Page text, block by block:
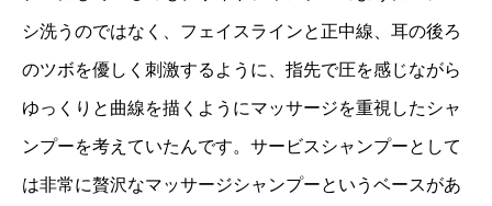
シ洗うのではなく、フェイスラインと正中線、耳の後ろ
のツボを優しく刺激するように、指先で圧を感じながら
ゆっくりと曲線を描くようにマッサージを重視したシャ
ンプーを考えていたんです。サービスシャンプーとして
は非常に贅沢なマッサージシャンプーというベースがあ